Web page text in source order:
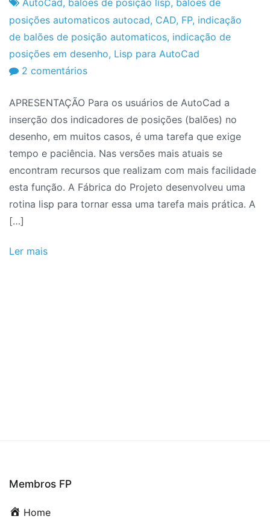
Projeto
Maio
de
2013
posições automaticos autocad, CAD, FP, indicação
de balões de posição automaticos, indicação de
posições em desenho, Lisp para AutoCad
2 comentáriosem
Rotina
Lisp
para
Indicação
de
Balões
de
APRESENTAÇÃO Para os usuários de AutoCad a
inserção dos indicadores de posições (balões) no
desenho, em muitos casos, é uma tarefa que exige
tempo e paciência. Nas versões mais atuais se
encontram recursos que realizam com mais facilidade
esta função. A Fábrica do Projeto desenvolveu uma
rotina lisp para tornar essa uma tarefa mais prática. A
[…]
Ler mais
Membros FP
Home